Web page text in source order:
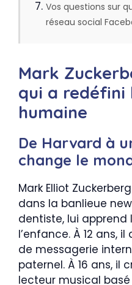
Vos questions sur
réseau social
Mark
qui a redéfini
humaine
De Harvard à
change le
Mark Elliot
dans la banlieue
dentiste, lui
l’enfance. À 12 ans,
de messagerie
paternel. À 16 ans, il
lecteur musical basé